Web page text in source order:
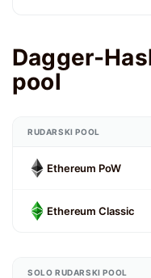
Dagger-
pool
RUDARSKI POOL
Ethereum PoW
Ethereum Classic
SOLO RUDARSKI POOL